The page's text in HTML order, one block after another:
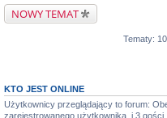
NOWY TEMAT
Tematy:
KTO JEST ONLINE
Użytkownicy przeglądający to forum:
zarejestrowanego użytkownika. i 3 gości